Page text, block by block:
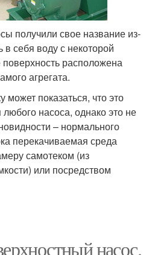
получили свое название из-
в себя воду с некоторой
поверхность расположена
агрегата.
показаться, что это
насоса, однако это не
– нормального
перекачиваемая среда
самотеком (из
или посредством
насос.